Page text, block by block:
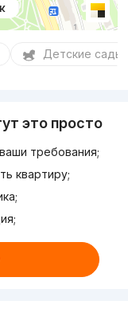
Детские сады
это просто
требования;
квартиру;